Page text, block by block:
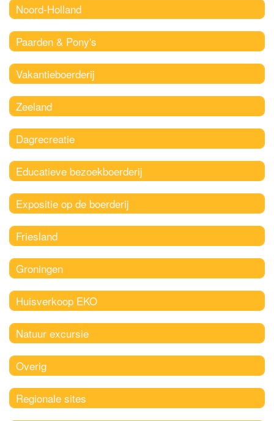
Noord-Holland
Paarden & Pony's
Vakantieboerderij
Zeeland
Dagrecreatie
Educatieve bezoekboerderij
Expositie op de boerderij
Friesland
Groningen
Huisverkoop EKO
Natuur excursie
Overig
Regionale sites